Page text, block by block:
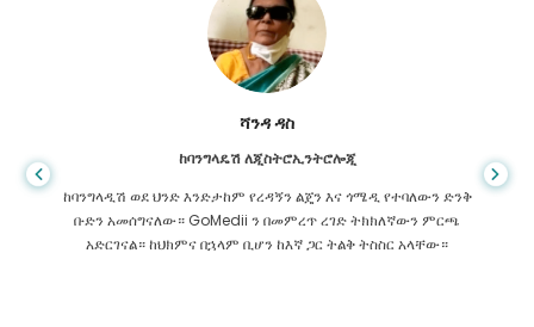
ሻንዳ ዳስ
ከባንግላዴሽ ለጂስትሮኢንትሮሎጂ
ከባንግላዲሽ ወደ ህንድ እንድታከም የረዳኝን ልጄን እና ጎሜዲ የተባለውን ድንቅ
ቡድን አመሰግናለው። GoMedii ን በመምረጥ ረገድ ትክክለኛውን ምርጫ
አድርገናል። ከህክምና በኋላም ቢሆን ከእኛ ጋር ትልቅ ትስስር አላቸው።